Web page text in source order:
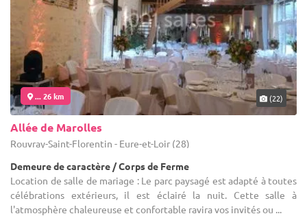
... 26 km (22)
Allée de Marolles
Rouvray-Saint-Florentin - Eure-et-Loir (28)
Demeure de caractère / Corps de Ferme
Location de salle de mariage : Le parc paysagé est adapté à toutes
célébrations extérieurs, il est éclairé la nuit. Cette salle à
l'atmosphère chaleureuse et confortable ravira vos invités ou ...